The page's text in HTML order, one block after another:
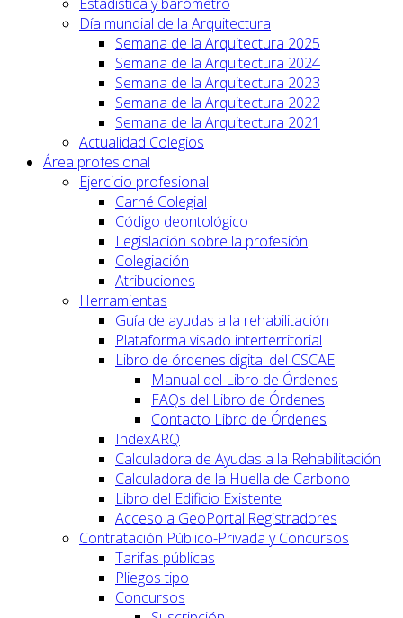
Día mundial de la Arquitectura
Semana de la Arquitectura 2025
Semana de la Arquitectura 2024
Semana de la Arquitectura 2023
Semana de la Arquitectura 2022
Semana de la Arquitectura 2021
Actualidad Colegios
Área profesional
Ejercicio profesional
Carné Colegial
Código deontológico
Legislación sobre la profesión
Colegiación
Atribuciones
Herramientas
Guía de ayudas a la rehabilitación
Plataforma visado interterritorial
Libro de órdenes digital del CSCAE
Manual del Libro de Órdenes
FAQs del Libro de Órdenes
Contacto Libro de Órdenes
IndexARQ
Calculadora de Ayudas a la Rehabilitación
Calculadora de la Huella de Carbono
Libro del Edificio Existente
Acceso a GeoPortal.Registradores
Contratación Público-Privada y Concursos
Tarifas públicas
Pliegos tipo
Concursos